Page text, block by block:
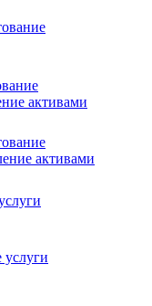
активами
активами
услуги